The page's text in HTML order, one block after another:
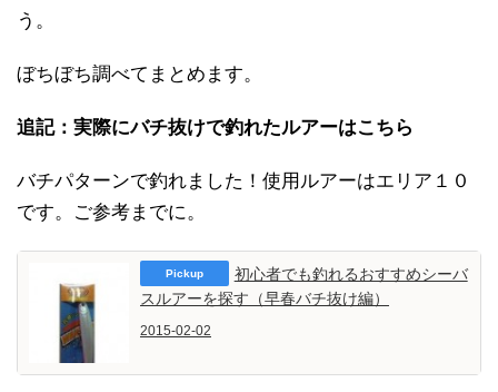
う。
ぼちぼち調べてまとめます。
追記：実際にバチ抜けで釣れたルアーはこちら
バチパターンで釣れました！使用ルアーはエリア１０
です。ご参考までに。
初心者でも釣れるおすすめシーバ
スルアーを探す（早春バチ抜け編）
2015-02-02